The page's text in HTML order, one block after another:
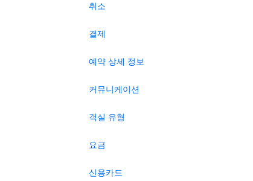
취소
결제
예약 상세 정보
커뮤니케이션
객실 유형
요금
신용카드